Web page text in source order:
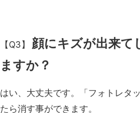
【Q3】
顔にキズが出来て
ますか？
はい、大丈夫です。「フォトレタ
たら消す事ができます。